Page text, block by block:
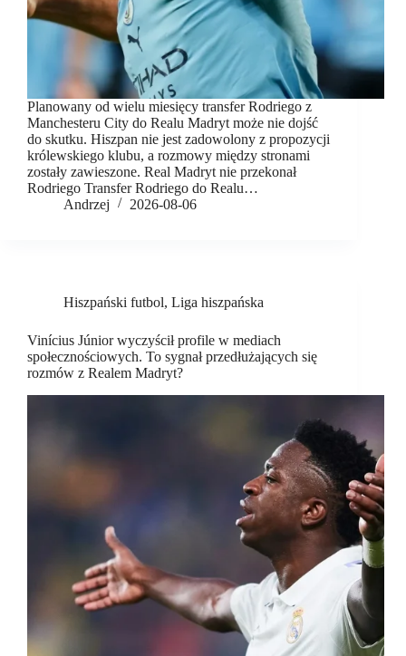
Planowany od wielu miesięcy transfer Rodriego z
Manchesteru City do Realu Madryt może nie dojść
do skutku. Hiszpan nie jest zadowolony z propozycji
królewskiego klubu, a rozmowy między stronami
zostały zawieszone. Real Madryt nie przekonał
Rodriego Transfer Rodriego do Realu…
Andrzej
2026-08-06
Hiszpański futbol, Liga hiszpańska
Vinícius Júnior wyczyścił profile w mediach
społecznościowych. To sygnał przedłużających się
rozmów z Realem Madryt?